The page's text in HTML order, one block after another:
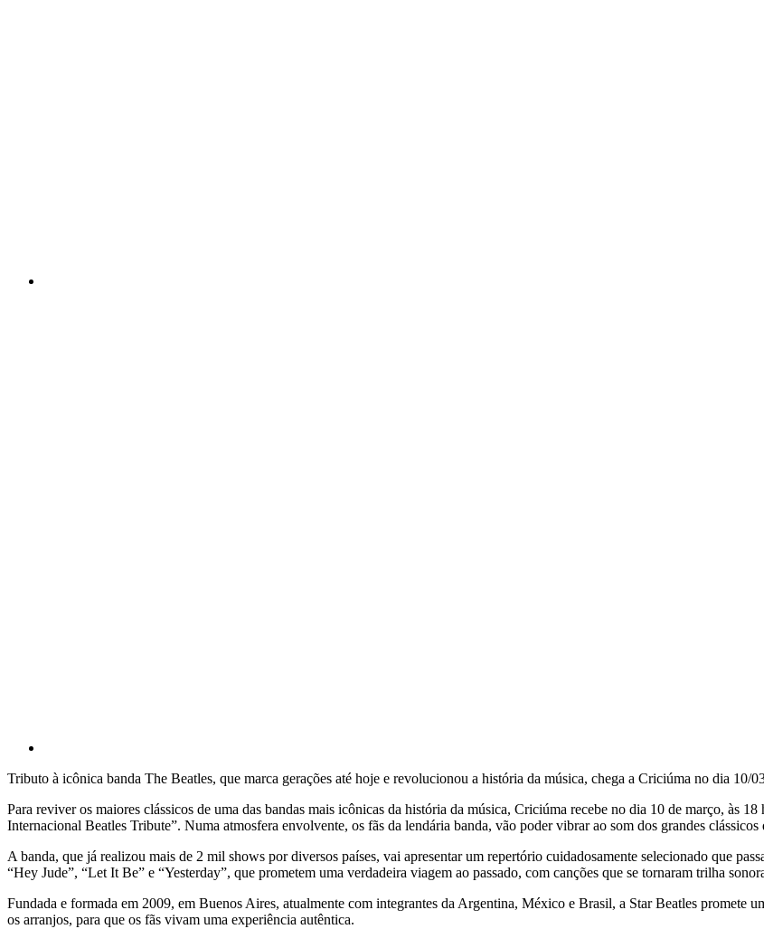
Tributo à icônica banda The Beatles, que marca gerações até hoje e revolucionou a história da música, chega a Criciúma no dia 10/
Para reviver os maiores clássicos de uma das bandas mais icônicas da história da música, Criciúma recebe no dia 10 de março, às
Internacional Beatles Tribute”. Numa atmosfera envolvente, os fãs da lendária banda, vão poder vibrar ao som dos grandes clássicos
A banda, que já realizou mais de 2 mil shows por diversos países, vai apresentar um repertório cuidadosamente selecionado que
“Hey Jude”, “Let It Be” e “Yesterday”, que prometem uma verdadeira viagem ao passado, com canções que se tornaram trilha
Fundada e formada em 2009, em Buenos Aires, atualmente com integrantes da Argentina, México e Brasil, a Star Beatles promete
os arranjos, para que os fãs vivam uma experiência autêntica.